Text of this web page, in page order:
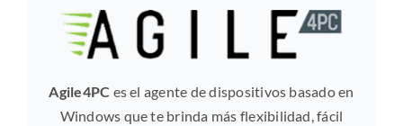
Agile4PC es el agente de dispositivos basado en
Windows que te brinda más flexibilidad, fácil